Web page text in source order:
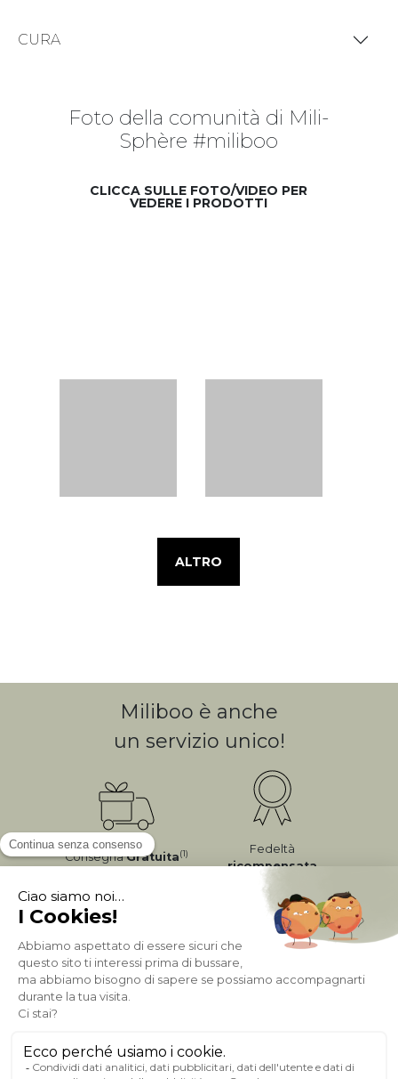
CURA
Foto della comunità di Mili-
Sphère #miliboo
CLICCA SULLE FOTO/VIDEO PER
VEDERE I PRODOTTI
ALTRO
Miliboo è anche
un servizio unico!
ConsegnaGratuita(1)
Fedeltà
ricompensata
Pagamento sicuro